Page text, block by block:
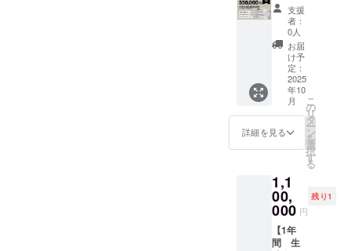
EのART
FARM
IKEJIRI
にて養
蜂をス
ター
ト。現
地では
ビール
である
ホップ
も行わ
れてお
り、ミ
ツバチ
ととも
に育む
さい。
・第1期
生 学生
証 クラ
ファン
でご支
援いた
だいた
方限定
で、第1
期生の
しま
す。 ・
オリジ
ナルス
テッ
カー 商
日限定
パイン
ト2杯分
チケッ
ト＋記
念Tシャ
ツをお
送りい
たしま
す。
（チ
限は
2025年
12月31
日まで
の営業
日内で
でご支
援いた
だいた
方限定
で、第1
期生の
学生証
をお送
りいた
しま
す。 ・
オリジ
ナルス
カー 商
品サイ
ズ：
50mm×
80mm/
40mmx
イント
ご提供
の権利
です。
※1日１
回のご
利用対
象にな
りま
す。 ※
生徒会
ビール
副委員
ドもし
くはデ
ジタル
カード
でのご
提供に
22:00
Tap
room パ
イント1
杯ご提
供/日
（有効
期間
2025年
10月1日
より
2026年
9月30
店舗営
業日に
限りま
す、ご
来店日
につき
会長就
任権】
1年間い
つでも
クラフ
トビー
50％OF
F＋第１
期学生
証＋オ
リジナ
ルス
カー ・
1年間
いつで
もクラ
フト
ビール
支援
者：
0人
お届
け予
定：
2025
年10
月
詳細を見る
こ
の
リ
タ
ー
ン
を
選
択
す
る
1,1
00,
000 円
残り1
【1年
間 生